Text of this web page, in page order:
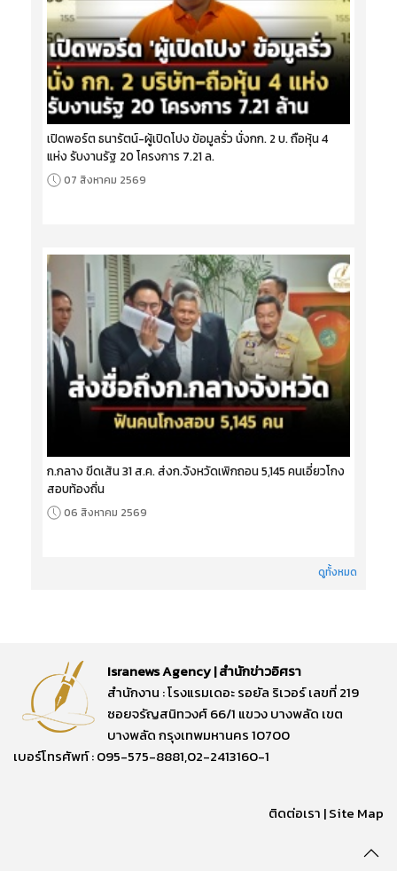
เปิดพอร์ต ธนารัตน์-ผู้เปิดโปง ข้อมูลรั่ว นั่งกก. 2 บ. ถือหุ้น 4
แห่ง รับงานรัฐ 20 โครงการ 7.21 ล.
07 สิงหาคม 2569
ก.กลาง ขีดเส้น 31 ส.ค. ส่งก.จังหวัดเพิกถอน 5,145 คนเอี่ยวโกง
สอบท้องถิ่น
06 สิงหาคม 2569
ดูทั้งหมด
Isranews Agency | สำนักข่าวอิศรา
สำนักงาน : โรงแรมเดอะ รอยัล ริเวอร์ เลขที่ 219
ซอยจรัญสนิทวงศ์ 66/1 แขวง บางพลัด เขต
บางพลัด กรุงเทพมหานคร 10700
เบอร์โทรศัพท์ : 095-575-8881,02-2413160-1
ติดต่อเรา |Site Map